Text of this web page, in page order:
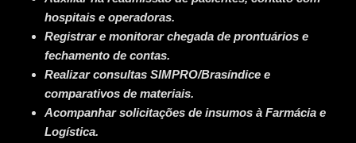
hospitais e operadoras.
Registrar e monitorar chegada de prontuários e
fechamento de contas.
Realizar consultas SIMPRO/Brasíndice e
comparativos de materiais.
Acompanhar solicitações de insumos à Farmácia e
Logística.